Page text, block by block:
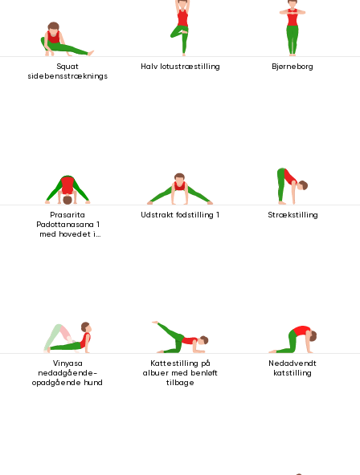
Squat
sidebensstrækningsstilling
Halv lotustræstilling Bjørneborg
Prasarita
Padottanasana 1
med hovedet i
Udstrakt fodstilling 1 Strækstilling
Vinyasa
nedadgående-
opadgående hund
Kattestilling på
albuer med benløft
tilbage
Nedadvendt
katstilling